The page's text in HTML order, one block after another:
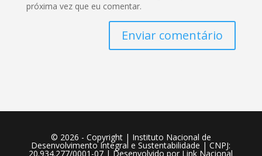
próxima vez que eu comentar.
Enviar comentário
©️ 2026 - Copyright | Instituto Nacional de
Desenvolvimento Integral e Sustentabilidade | CNPJ:
20.934.277/0001-07 | Desenvolvido por Link Nacional